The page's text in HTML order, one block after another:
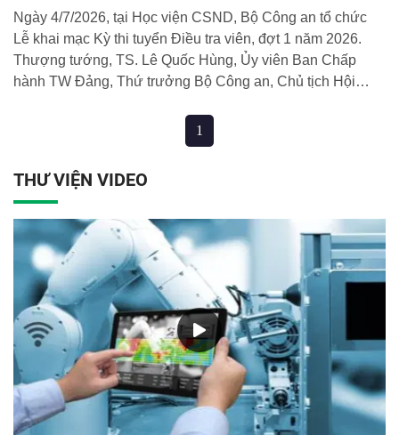
Ngày 4/7/2026, tại Học viện CSND, Bộ Công an tổ chức
Lễ khai mạc Kỳ thi tuyển Điều tra viên, đợt 1 năm 2026.
Thượng tướng, TS. Lê Quốc Hùng, Ủy viên Ban Chấp
hành TW Đảng, Thứ trưởng Bộ Công an, Chủ tịch Hội
1
THƯ VIỆN VIDEO